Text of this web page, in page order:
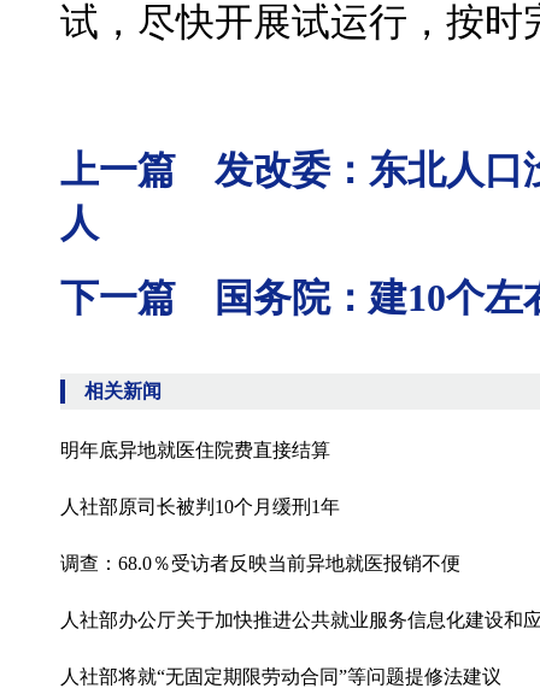
试，尽快开展试运行，按时
上一篇 发改委：东北人口
人
下一篇 国务院：建10个左
相关新闻
明年底异地就医住院费直接结算
人社部原司长被判10个月缓刑1年
调查：68.0％受访者反映当前异地就医报销不便
人社部办公厅关于加快推进公共就业服务信息化建设和
人社部将就“无固定期限劳动合同”等问题提修法建议